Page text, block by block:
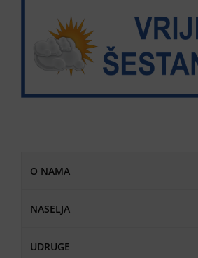
O NAMA
NASELJA
UDRUGE